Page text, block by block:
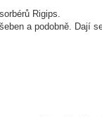
Rigips.
a podobně. Dají